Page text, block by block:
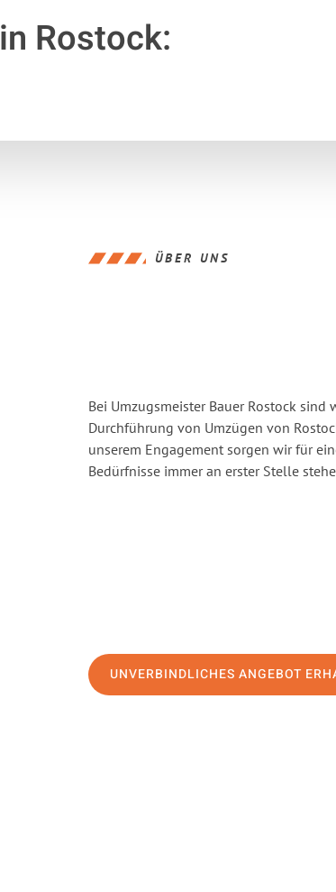
in Rostock:
ÜBER UNS
Bei Umzugsmeister Bauer Rostock
Durchführung von Umzügen von
unserem Engagement sorgen wir für
Bedürfnisse immer an erster Stelle
UNVERBINDLICHES ANGEBOT